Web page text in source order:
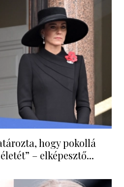
hogy pokollá
– elképesztő...